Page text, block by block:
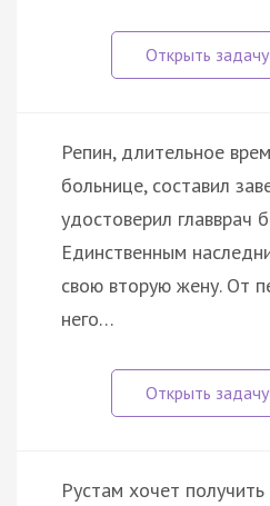
Репин, длительное
больнице, составил
удостоверил главврач
Единственным
свою вторую жену. От
него…
Рустам хочет